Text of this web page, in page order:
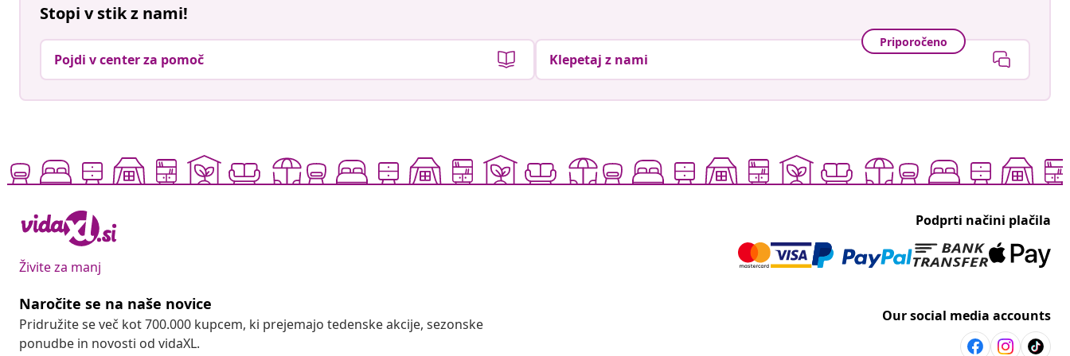
Stopi v stik z nami!
Pojdi v center za pomoč
Priporočeno
Klepetaj z nami
Živite za manj
Podprti načini plačila
Naročite se na naše novice
Pridružite se več kot 700.000 kupcem, ki prejemajo tedenske akcije, sezonske
ponudbe in novosti od vidaXL.
Our social media accounts